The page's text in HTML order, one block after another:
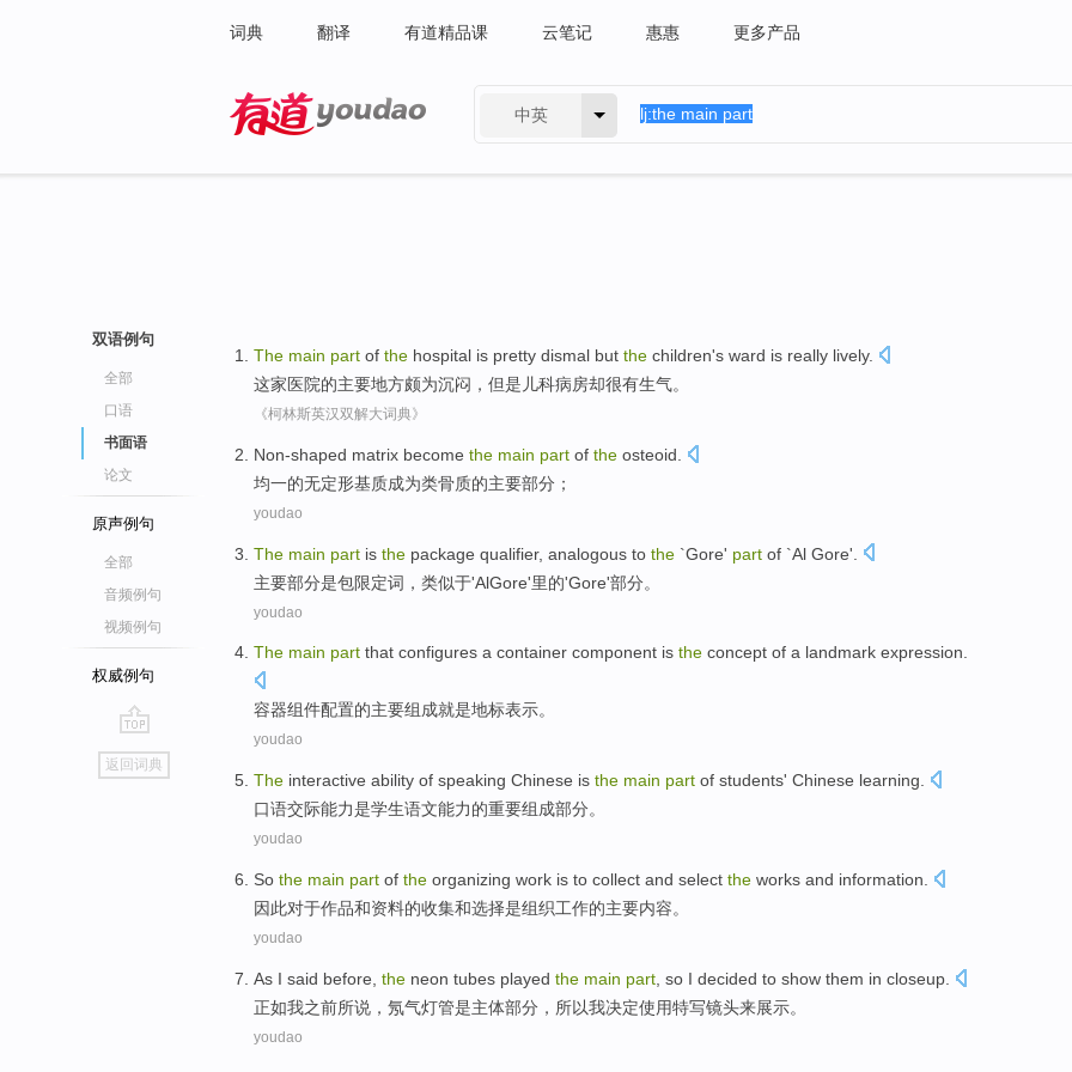
词典 翻译 有道精品课 云笔记 惠惠 更多产品
中英
双语例句
全部
口语
书面语
论文
原声例句
全部
音频例句
视频例句
权威例句
go
top
返回词典
The main part of the hospital is pretty dismal but the children's ward is really lively.
这家医院的主要地方颇为沉闷 ， 但是 儿科病房却很有生气。
《柯林斯英汉双解大词典》
Non-shaped matrix become the main part of the osteoid
均一的无定形基质成为类骨质的主要部分 ；
youdao
The main part is the package qualifier, analogous to the `Gore' part of `Al Gore'
主要部分是包限定词 ， 类似于'AlGore'里的'Gore'部分。
youdao
The main part that configures a container component is the concept of a landmark expression.
容器组件配置的主要组成就是地标表示。
youdao
The interactive ability of speaking Chinese is the main part of students' Chinese learning.
口语交际能力是学生语文能力的重要组成部分。
youdao
So the main part of the organizing work is to collect and select the works and information.
因此对于作品和资料的收集和选择是组织工作的主要内容。
youdao
As I said before the neon tubes played the main part so I decided to show them in closeup
正如我之前所说 ， 氖气灯管是主体部分 ， 所以我决定使用特写镜头来展示。
youdao